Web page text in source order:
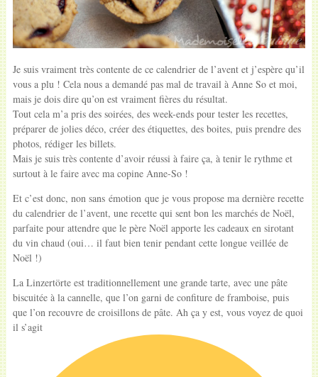
Je suis vraiment très contente de ce calendrier de l’avent et j’espère qu’il
vous a plu ! Cela nous a demandé pas mal de travail à Anne So et moi,
mais je dois dire qu’on est vraiment fières du résultat.
Tout cela m’a pris des soirées, des week-ends pour tester les recettes,
préparer de jolies déco, créer des étiquettes, des boites, puis prendre des
photos, rédiger les billets.
Mais je suis très contente d’avoir réussi à faire ça, à tenir le rythme et
surtout à le faire avec ma copine Anne-So !
Et c’est donc, non sans émotion que je vous propose ma dernière recette
du calendrier de l’avent, une recette qui sent bon les marchés de Noël,
parfaite pour attendre que le père Noël apporte les cadeaux en sirotant
du vin chaud (oui… il faut bien tenir pendant cette longue veillée de
Noël !)
La Linzertörte est traditionnellement une grande tarte, avec une pâte
biscuitée à la cannelle, que l’on garni de confiture de framboise, puis
que l’on recouvre de croisillons de pâte. Ah ça y est, vous voyez de quoi
il s’agit